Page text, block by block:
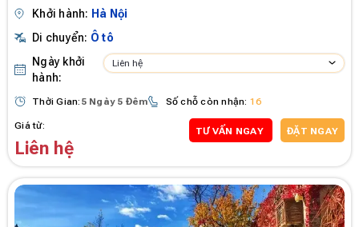
Khởi hành: Hà Nội
Di chuyển: Ô tô
Ngày khởi
hành:
Liên hệ
Thời Gian: 5 Ngày 5 Đêm Số chỗ còn nhận: 16
Giá từ:
Liên hệ
TƯ VẤN NGAY ĐẶT NGAY